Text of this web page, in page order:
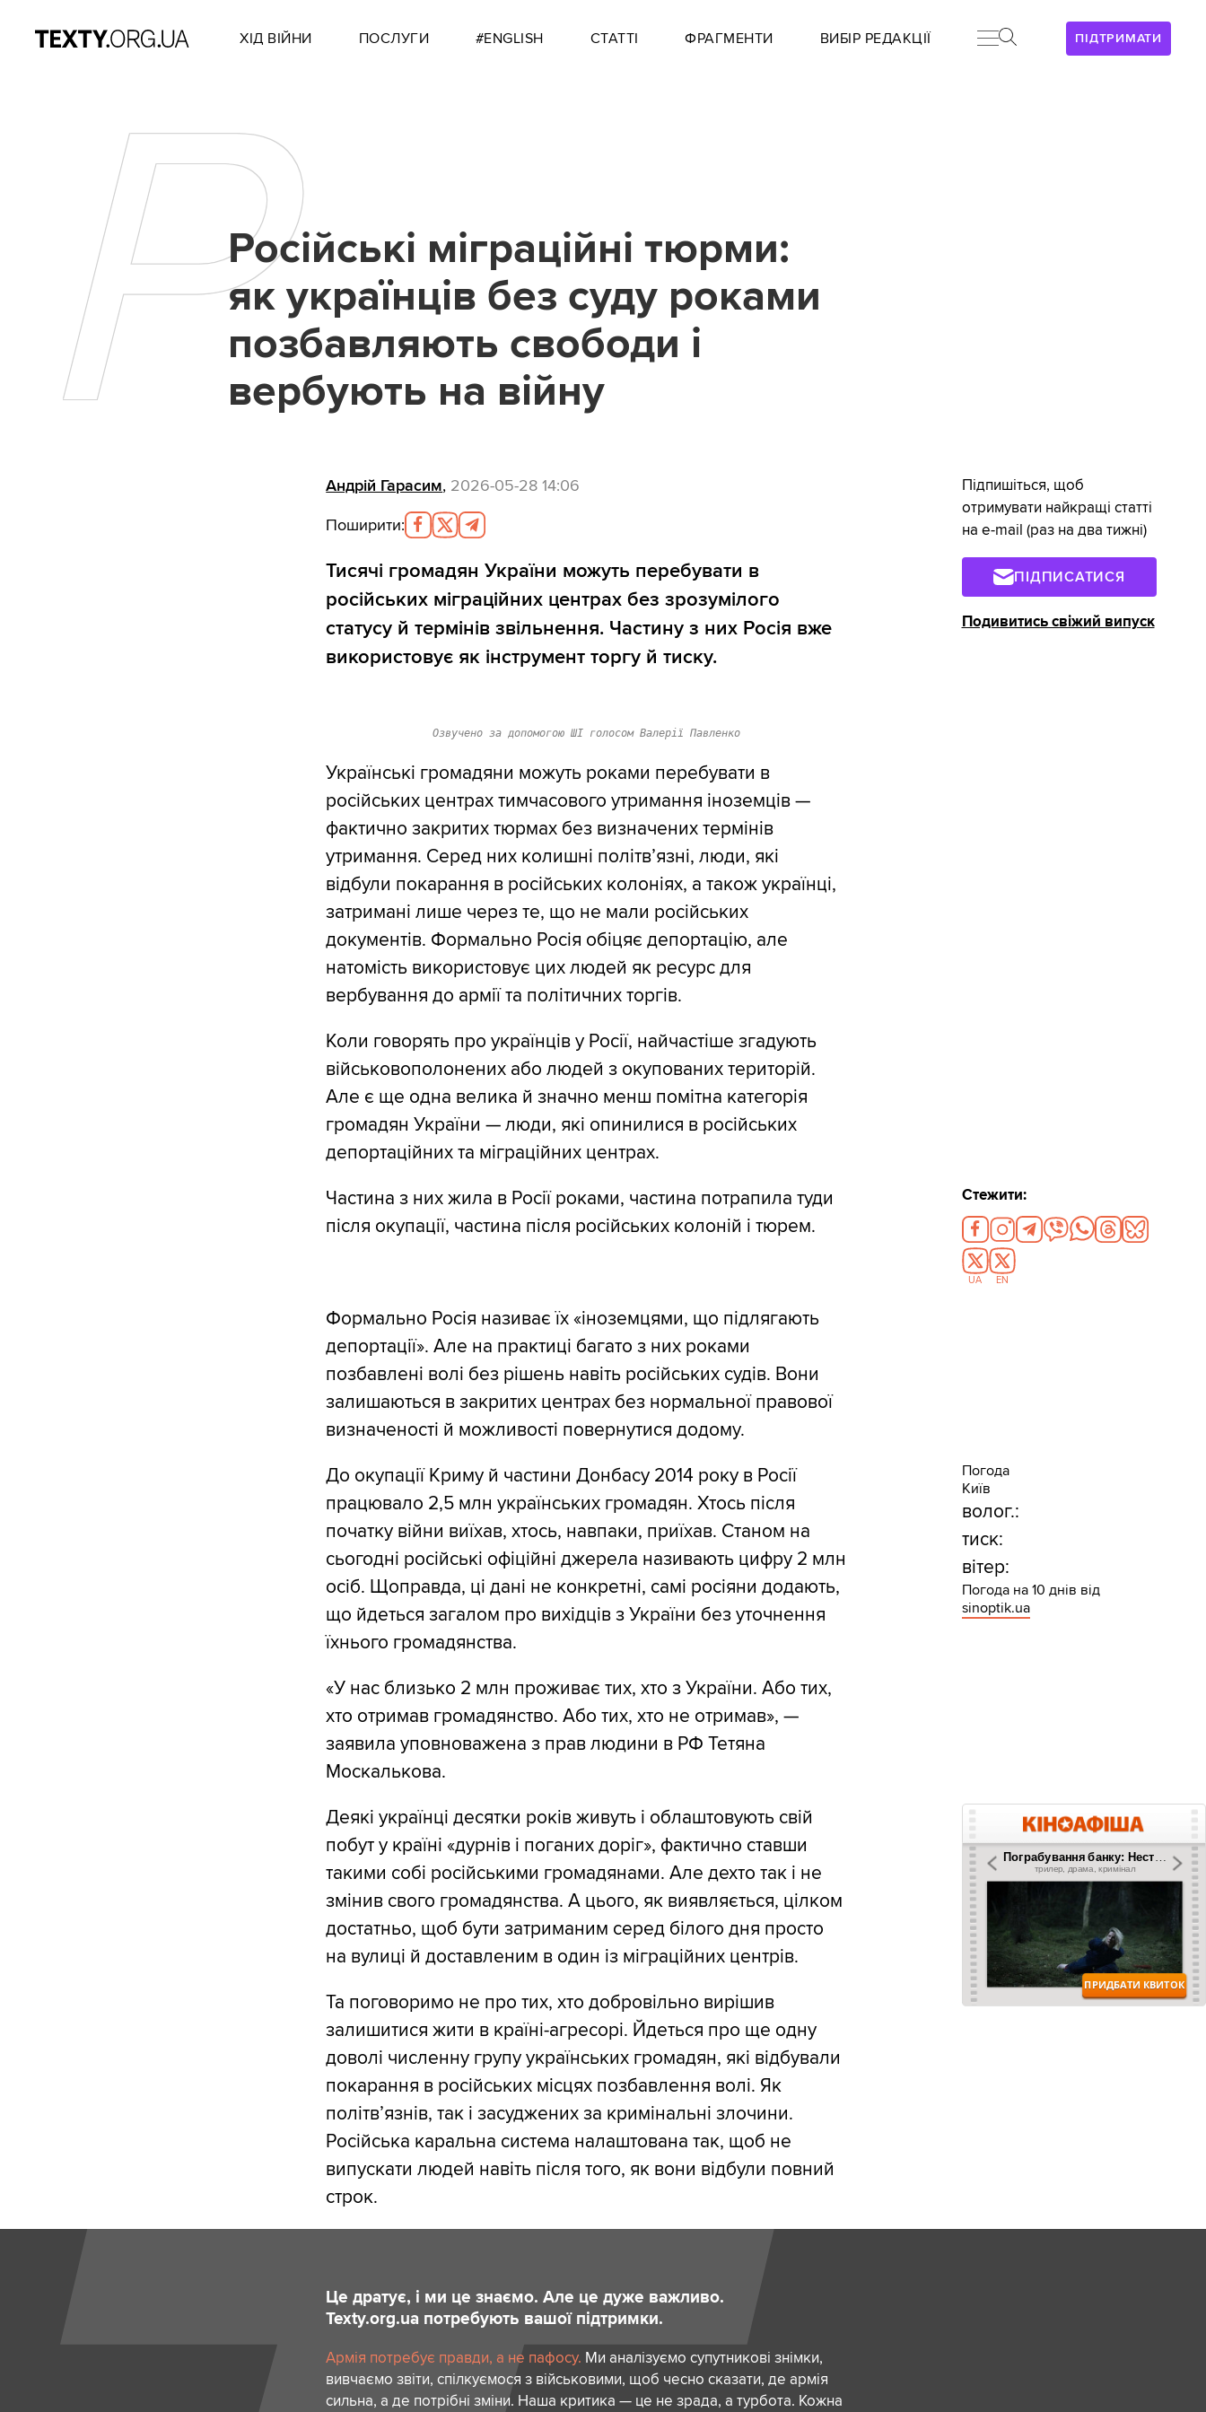
ПІДТРИМАТИ
ХІД ВІЙНИ ПОСЛУГИ #ENGLISH СТАТТІ ФРАГМЕНТИ ВИБІР РЕДАКЦІЇ
РРосійські міграційні тюрми:
як українців без суду роками
позбавляють свободи і
вербують на війну
Андрій Гарасим, 2026-05-28 14:06
Поширити:
Тисячі громадян України можуть перебувати в
російських міграційних центрах без зрозумілого
статусу й термінів звільнення. Частину з них Росія вже
використовує як інструмент торгу й тиску.
Озвучено за допомогою ШІ голосом Валерії Павленко
Українські громадяни можуть роками перебувати в
російських центрах тимчасового утримання іноземців —
фактично закритих тюрмах без визначених термінів
утримання. Серед них колишні політв’язні, люди, які
відбули покарання в російських колоніях, а також українці,
затримані лише через те, що не мали російських
документів. Формально Росія обіцяє депортацію, але
натомість використовує цих людей як ресурс для
вербування до армії та політичних торгів.
Коли говорять про українців у Росії, найчастіше згадують
військовополонених або людей з окупованих територій.
Але є ще одна велика й значно менш помітна категорія
громадян України — люди, які опинилися в російських
депортаційних та міграційних центрах.
Частина з них жила в Росії роками, частина потрапила туди
після окупації, частина після російських колоній і тюрем.
Формально Росія називає їх «іноземцями, що підлягають
депортації». Але на практиці багато з них роками
позбавлені волі без рішень навіть російських судів. Вони
залишаються в закритих центрах без нормальної правової
визначеності й можливості повернутися додому.
До окупації Криму й частини Донбасу 2014 року в Росії
працювало 2,5 млн українських громадян. Хтось після
початку війни виїхав, хтось, навпаки, приїхав. Станом на
сьогодні російські офіційні джерела називають цифру 2 млн
осіб. Щоправда, ці дані не конкретні, самі росіяни додають,
що йдеться загалом про вихідців з України без уточнення
їхнього громадянства.
«У нас близько 2 млн проживає тих, хто з України. Або тих,
хто отримав громадянство. Або тих, хто не отримав», —
заявила уповноважена з прав людини в РФ Тетяна
Москалькова.
Деякі українці десятки років живуть і облаштовують свій
побут у країні «дурнів і поганих доріг», фактично ставши
такими собі російськими громадянами. Але дехто так і не
змінив свого громадянства. А цього, як виявляється, цілком
достатньо, щоб бути затриманим серед білого дня просто
на вулиці й доставленим в один із міграційних центрів.
Та поговоримо не про тих, хто добровільно вирішив
залишитися жити в країні-агресорі. Йдеться про ще одну
доволі численну групу українських громадян, які відбували
покарання в російських місцях позбавлення волі. Як
політв’язнів, так і засуджених за кримінальні злочини.
Російська каральна система налаштована так, щоб не
випускати людей навіть після того, як вони відбули повний
строк.
Це дратує, і ми це знаємо. Але це дуже важливо.
Texty.org.ua потребують вашої підтримки.
Армія потребує правди, а не пафосу. Ми аналізуємо супутникові знімки,
вивчаємо звіти, спілкуємося з військовими, щоб чесно сказати, де армія
сильна, а де потрібні зміни. Наша критика — це не зрада, а турбота. Кожна
Підпишіться, щоб
отримувати найкращі статті
на e-mail (раз на два тижні)
ПІДПИСАТИСЯ
Подивитись свіжий випуск
Стежити:
UA EN
Погода
Київ
волог.:
тиск:
вітер:
Погода на 10 днів від
sinoptik.ua